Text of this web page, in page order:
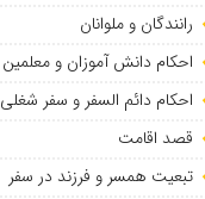
رانندگان و ملوانان
احکام دانش آموزان و معلمین
احکام دائم السفر و سفر شغلی
قصد اقامت
تبعیت همسر و فرزند در سفر